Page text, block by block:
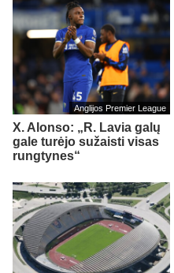
Anglijos Premier League
X. Alonso: „R. Lavia galų
gale turėjo sužaisti visas
rungtynes“